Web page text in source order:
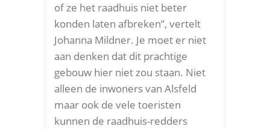
of ze het raadhuis niet beter
konden laten afbreken”, vertelt
Johanna Mildner. Je moet er niet
aan denken dat dit prachtige
gebouw hier niet zou staan. Niet
alleen de inwoners van Alsfeld
maar ook de vele toeristen
kunnen de raadhuis-redders